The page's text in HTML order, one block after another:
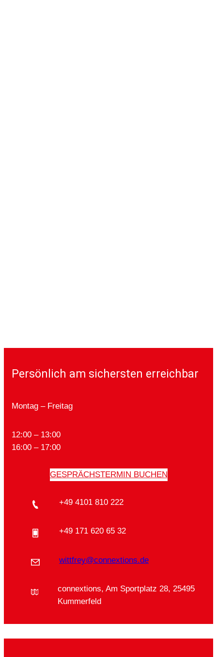
Persönlich am sichersten erreichbar
Montag – Freitag
12:00 – 13:00
16:00 – 17:00
GESPRÄCHSTERMIN BUCHEN
+49 4101 810 222
+49 171 620 65 32
wittfrey@connextions.de
connextions, Am Sportplatz 28, 25495
Kummerfeld